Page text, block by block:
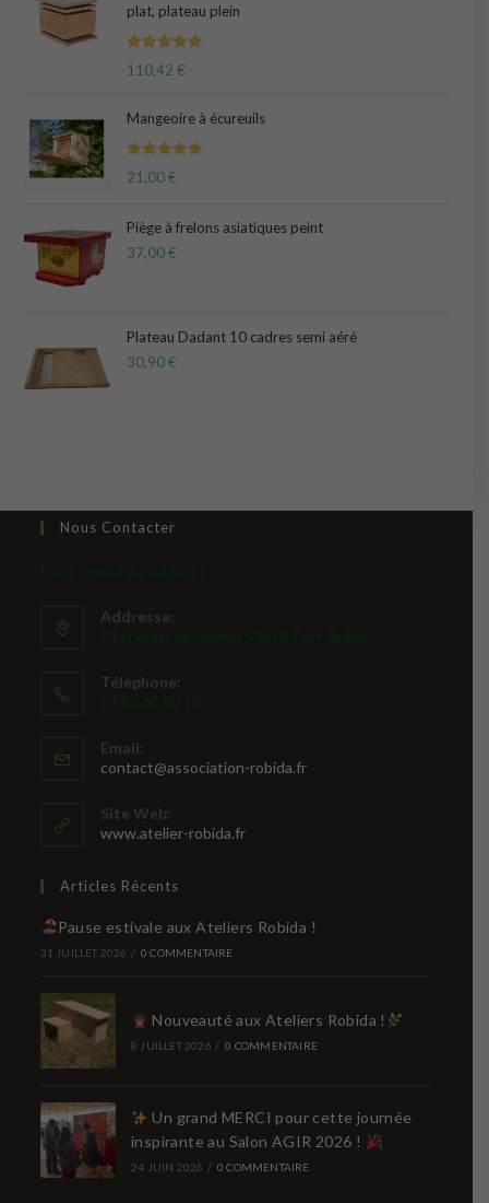
plat, plateau plein
Note
5.00
110,42 €
Mangeoire à écureuils
Note 5.00
21,00€
Piège à frelons asiatiques peint
37,00€
Plateau Dadant 10 cadres semi aéré
30,90€
Nous Contacter
Vous rendre au magasin
Addresse:
22 chemin de Robida 53410 Port-Brillet
Téléphone:
02 43 68 80 16
Email:
contact@association-robida.frS’ouvre
Site Web:
www.atelier-robida.fr
Articles Récents
Pause estivale aux Ateliers Robida !
31 JUILLET 2026 / 0 COMMENTAIRE
Nouveauté aux Ateliers Robida !
8 JUILLET 2026 / 0 COMMENTAIRE
Un grand MERCI pour cette journée
inspirante au Salon AGIR 2026 !
24 JUIN 2026 / 0 COMMENTAIRE